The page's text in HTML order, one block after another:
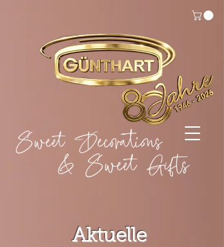
Aktuelle